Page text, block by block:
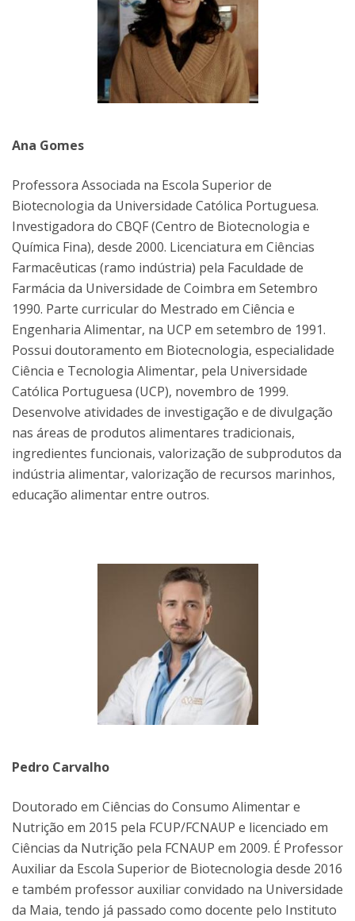
Ana Gomes
Professora Associada na Escola Superior de
Biotecnologia da Universidade Católica Portuguesa.
Investigadora do CBQF (Centro de Biotecnologia e
Química Fina), desde 2000. Licenciatura em Ciências
Farmacêuticas (ramo indústria) pela Faculdade de
Farmácia da Universidade de Coimbra em Setembro
1990. Parte curricular do Mestrado em Ciência e
Engenharia Alimentar, na UCP em setembro de 1991.
Possui doutoramento em Biotecnologia, especialidade
Ciência e Tecnologia Alimentar, pela Universidade
Católica Portuguesa (UCP), novembro de 1999.
Desenvolve atividades de investigação e de divulgação
nas áreas de produtos alimentares tradicionais,
ingredientes funcionais, valorização de subprodutos da
indústria alimentar, valorização de recursos marinhos,
educação alimentar entre outros.
Pedro Carvalho
Doutorado em Ciências do Consumo Alimentar e
Nutrição em 2015 pela FCUP/FCNAUP e licenciado em
Ciências da Nutrição pela FCNAUP em 2009. É Professor
Auxiliar da Escola Superior de Biotecnologia desde 2016
e também professor auxiliar convidado na Universidade
da Maia, tendo já passado como docente pelo Instituto